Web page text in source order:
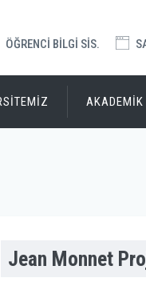
ÖĞRENCİ BİLGİ SİS.
AKADEMİK
Jean Monnet